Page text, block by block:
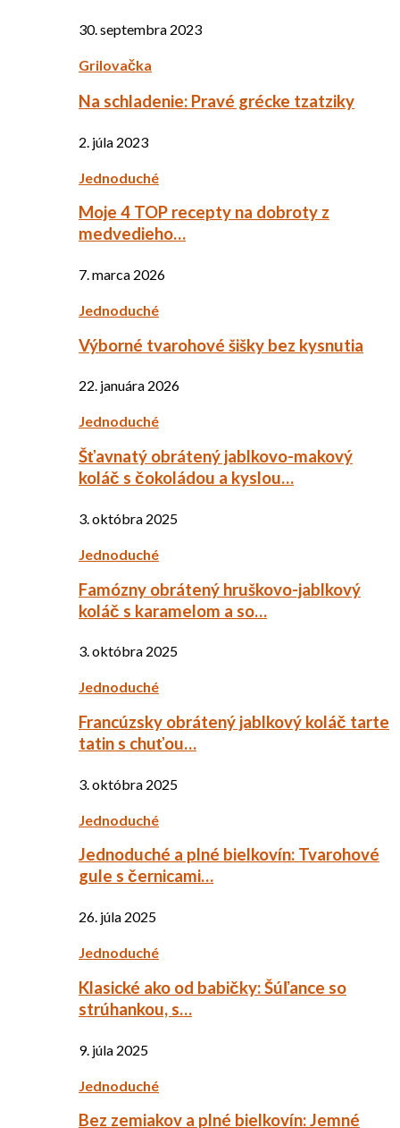
30. septembra 2023
Grilovačka
Na schladenie: Pravé grécke tzatziky
2. júla 2023
Jednoduché
Moje 4 TOP recepty na dobroty z
medvedieho…
7. marca 2026
Jednoduché
Výborné tvarohové šišky bez kysnutia
22. januára 2026
Jednoduché
Šťavnatý obrátený jablkovo-makový
koláč s čokoládou a kyslou…
3. októbra 2025
Jednoduché
Famózny obrátený hruškovo-jablkový
koláč s karamelom a so…
3. októbra 2025
Jednoduché
Francúzsky obrátený jablkový koláč tarte
tatin s chuťou…
3. októbra 2025
Jednoduché
Jednoduché a plné bielkovín: Tvarohové
gule s černicami…
26. júla 2025
Jednoduché
Klasické ako od babičky: Šúľance so
strúhankou, s…
9. júla 2025
Jednoduché
Bez zemiakov a plné bielkovín: Jemné